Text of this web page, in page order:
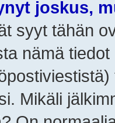
joskus,
syyt tähän
nämä
Mikäli